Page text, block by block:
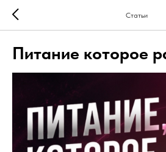
Статьи
Питание которое